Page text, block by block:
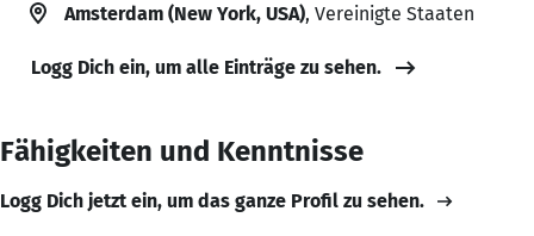
Amsterdam (New York, USA), Vereinigte Staaten
Logg Dich ein, um alle Einträge zu sehen.
Fähigkeiten und Kenntnisse
Logg Dich jetzt ein, um das ganze Profil zu sehen.